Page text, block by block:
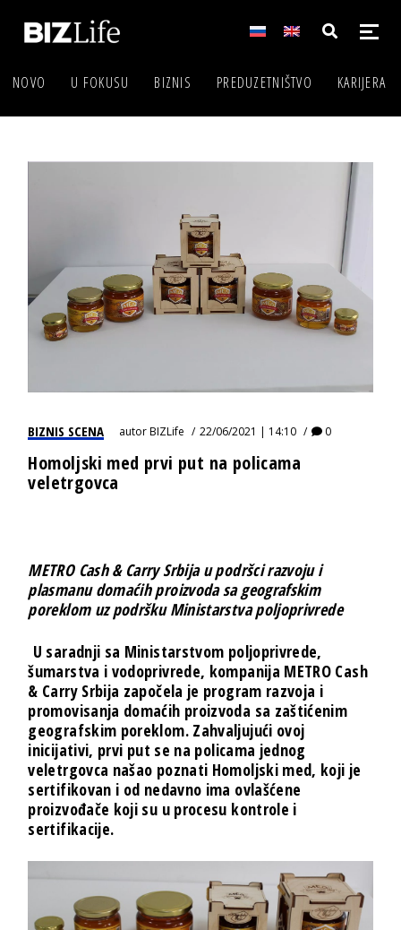
NOVO U FOKUSU BIZNIS PREDUZETNIŠTVO KARIJERA
BIZNIS SCENA autorBIZLife 22/06/2021 | 14:10 0
Homoljski med prvi put na policama
veletrgovca
METRO Cash & Carry Srbija u podršci razvoju i
plasmanu domaćih proizvoda sa geografskim
poreklom uz podršku Ministarstva poljoprivrede
U saradnji sa Ministarstvom poljoprivrede,
šumarstva i vodoprivrede, kompanija METRO Cash
& Carry Srbija započela je program razvoja i
promovisanja domaćih proizvoda sa zaštićenim
geografskim poreklom. Zahvaljujući ovoj
inicijativi, prvi put se na policama jednog
veletrgovca našao poznati Homoljski med, koji je
sertifikovan i od nedavno ima ovlašćene
proizvođače koji su u procesu kontrole i
sertifikacije.